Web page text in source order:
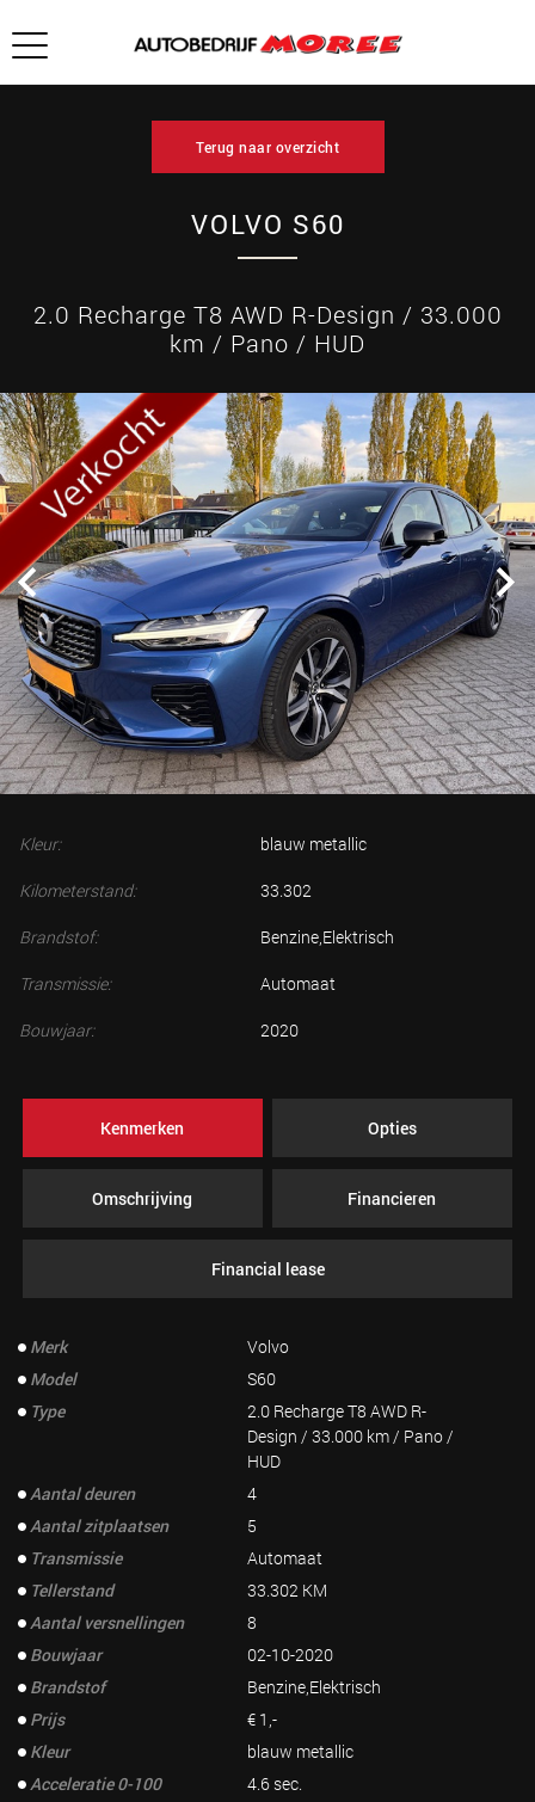
Terug naar overzicht
VOLVO S60
2.0 Recharge T8 AWD R-Design / 33.000
km / Pano / HUD
Kleur: blauw metallic
Kilometerstand: 33.302
Brandstof: Benzine,Elektrisch
Transmissie: Automaat
Bouwjaar: 2020
Kenmerken Opties
Omschrijving Financieren
Financial lease
Merk
Volvo
Model
S60
Type
2.0 Recharge T8 AWD R-
Design / 33.000 km / Pano /
HUD
Aantal deuren
4
Aantal zitplaatsen
5
Transmissie
Automaat
Tellerstand
33.302 KM
Aantal versnellingen
8
Bouwjaar
02-10-2020
Brandstof
Benzine,Elektrisch
Prijs
€ 1,-
Kleur
blauw metallic
Acceleratie 0-100
4.6 sec.